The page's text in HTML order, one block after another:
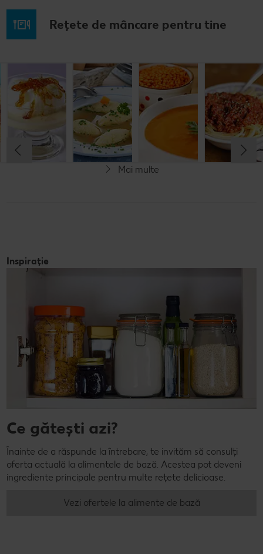
Rețete de mâncare pentru tine
Musaca de
cartofi cu
cașcaval
Cel mult 60 minute
Rafinat
Lapte de
pasăre
Cel mult 60 minute
Rafinat
Supă
tradițională
cu găluşte
Supă cremă de
linte
Cel mult 60 minute
Simplu
Mai multe
Inspirație
Ce gătești azi?
Înainte de a răspunde la întrebare, te invităm să consulți
oferta actuală la alimentele de bază. Acestea pot deveni
ingrediente principale pentru multe rețete delicioase.
Vezi ofertele la alimente de bază